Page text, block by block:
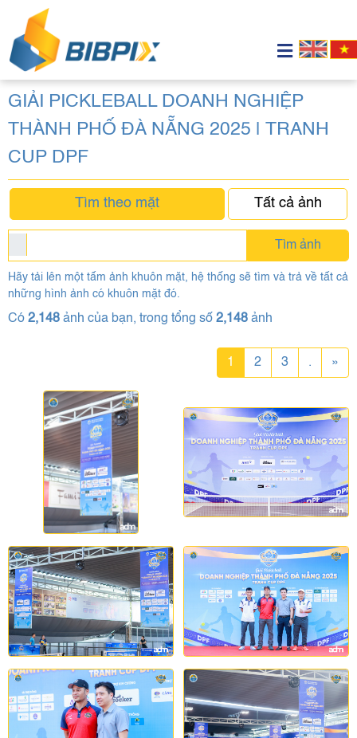
GIẢI PICKLEBALL DOANH NGHIỆP
THÀNH PHỐ ĐÀ NẴNG 2025 | TRANH
CUP DPF
Tìm theo mặt Tất cả ảnh
Tìm ảnh
Hãy tải lên một tấm ảnh khuôn mặt, hệ thống sẽ tìm và trả về tất cả
những hình ảnh có khuôn mặt đó.
Có 2,148 ảnh của bạn, trong tổng số 2,148 ảnh
1 2 3 . »